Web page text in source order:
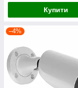
Купити
–4%